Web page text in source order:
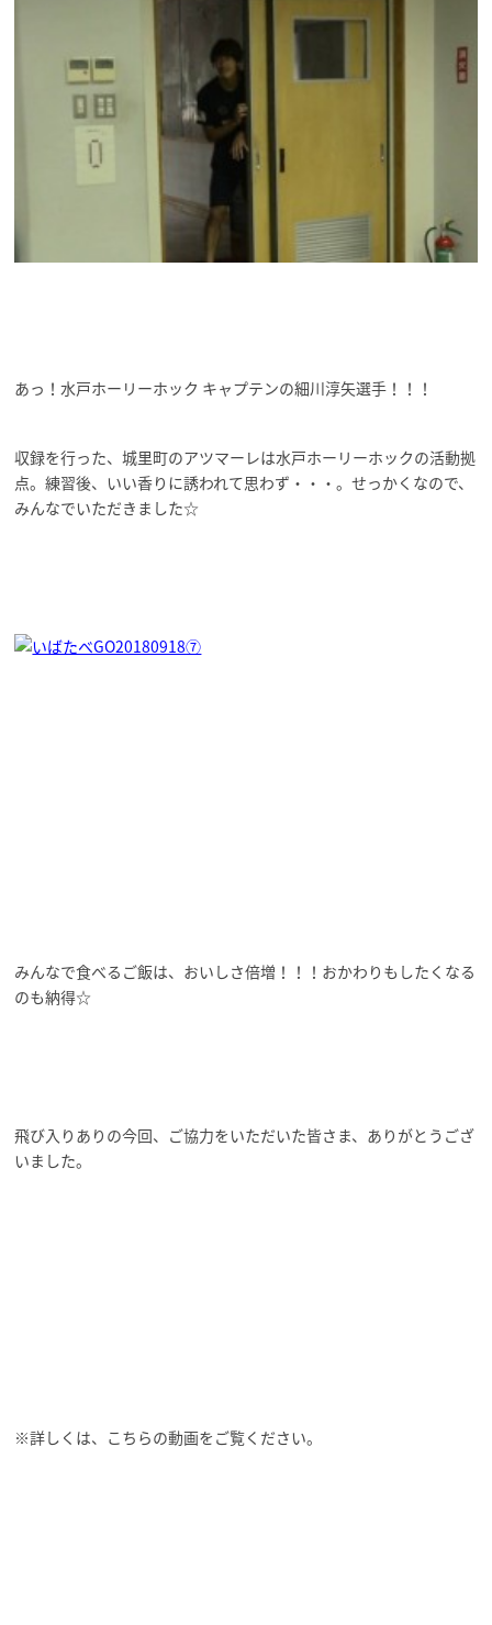
あっ！水戸ホーリーホック キャプテンの細川淳矢選手！！！
収録を行った、城里町のアツマーレは水戸ホーリーホックの活動拠
点。練習後、いい香りに誘われて思わず・・・。せっかくなので、
みんなでいただきました☆
みんなで食べるご飯は、おいしさ倍増！！！おかわりもしたくなる
のも納得☆
飛び入りありの今回、ご協力をいただいた皆さま、ありがとうござ
いました。
※詳しくは、こちらの動画をご覧ください。